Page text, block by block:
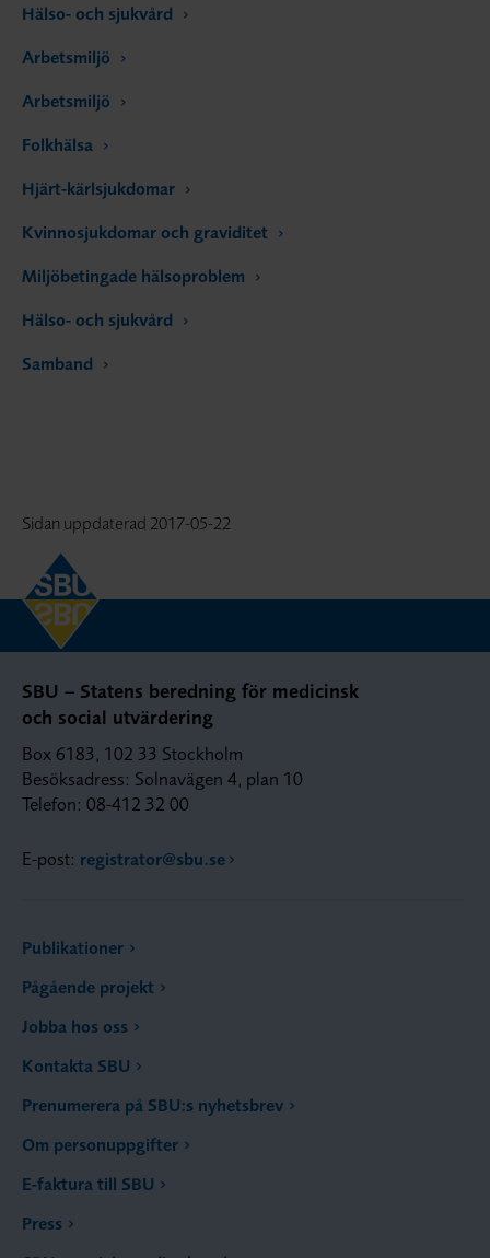
Hälso- och sjukvård
Arbetsmiljö
Arbetsmiljö
Folkhälsa
Hjärt-kärlsjukdomar
Kvinnosjukdomar och graviditet
Miljöbetingade hälsoproblem
Hälso- och sjukvård
Samband
Sidan uppdaterad 2017-05-22
SBU – Statens beredning för medicinsk
och social utvärdering
Box 6183, 102 33 Stockholm
Besöksadress: Solnavägen 4, plan 10
Telefon: 08-412 32 00
E-post: registrator@sbu.se
Publikationer
Pågående projekt
Jobba hos oss
Kontakta SBU
Prenumerera på SBU:s nyhetsbrev
Om personuppgifter
E-faktura till SBU
Press